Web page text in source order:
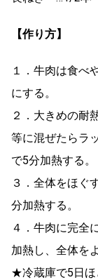
【作り方】
１．牛肉は食べ
にする。
２．大きめの耐
等に混ぜたらラ
で5分加熱する。
３．全体をほぐ
分加熱する。
４．牛肉に完全
加熱し、全体を
★冷蔵庫で5日ほ